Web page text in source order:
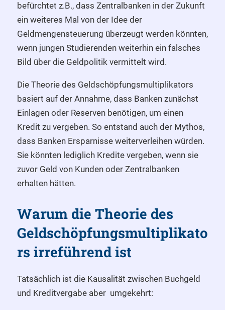
befürchtet z.B., dass Zentralbanken in der Zukunft
ein weiteres Mal von der Idee der
Geldmengensteuerung überzeugt werden könnten,
wenn jungen Studierenden weiterhin ein falsches
Bild über die Geldpolitik vermittelt wird.
Die Theorie des Geldschöpfungsmultiplikators
basiert auf der Annahme, dass Banken zunächst
Einlagen oder Reserven benötigen, um einen
Kredit zu vergeben. So entstand auch der Mythos,
dass Banken Ersparnisse weiterverleihen würden.
Sie könnten lediglich Kredite vergeben, wenn sie
zuvor Geld von Kunden oder Zentralbanken
erhalten hätten.
Warum die Theorie des
Geldschöpfungsmultiplikato
rs irreführend ist
Tatsächlich ist die Kausalität zwischen Buchgeld
und Kreditvergabe aber umgekehrt: